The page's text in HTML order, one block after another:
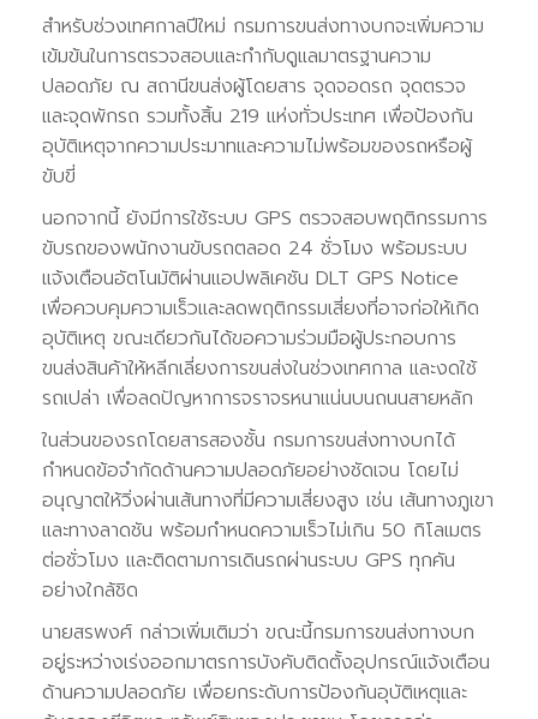
สำหรับช่วงเทศกาลปีใหม่ กรมการขนส่งทางบกจะเพิ่มความ
เข้มข้นในการตรวจสอบและกำกับดูแลมาตรฐานความ
ปลอดภัย ณ สถานีขนส่งผู้โดยสาร จุดจอดรถ จุดตรวจ
และจุดพักรถ รวมทั้งสิ้น 219 แห่งทั่วประเทศ เพื่อป้องกัน
อุบัติเหตุจากความประมาทและความไม่พร้อมของรถหรือผู้
ขับขี่
นอกจากนี้ ยังมีการใช้ระบบ GPS ตรวจสอบพฤติกรรมการ
ขับรถของพนักงานขับรถตลอด 24 ชั่วโมง พร้อมระบบ
แจ้งเตือนอัตโนมัติผ่านแอปพลิเคชัน DLT GPS Notice
เพื่อควบคุมความเร็วและลดพฤติกรรมเสี่ยงที่อาจก่อให้เกิด
อุบัติเหตุ ขณะเดียวกันได้ขอความร่วมมือผู้ประกอบการ
ขนส่งสินค้าให้หลีกเลี่ยงการขนส่งในช่วงเทศกาล และงดใช้
รถเปล่า เพื่อลดปัญหาการจราจรหนาแน่นบนถนนสายหลัก
ในส่วนของรถโดยสารสองชั้น กรมการขนส่งทางบกได้
กำหนดข้อจำกัดด้านความปลอดภัยอย่างชัดเจน โดยไม่
อนุญาตให้วิ่งผ่านเส้นทางที่มีความเสี่ยงสูง เช่น เส้นทางภูเขา
และทางลาดชัน พร้อมกำหนดความเร็วไม่เกิน 50 กิโลเมตร
ต่อชั่วโมง และติดตามการเดินรถผ่านระบบ GPS ทุกคัน
อย่างใกล้ชิด
นายสรพงศ์ กล่าวเพิ่มเติมว่า ขณะนี้กรมการขนส่งทางบก
อยู่ระหว่างเร่งออกมาตรการบังคับติดตั้งอุปกรณ์แจ้งเตือน
ด้านความปลอดภัย เพื่อยกระดับการป้องกันอุบัติเหตุและ